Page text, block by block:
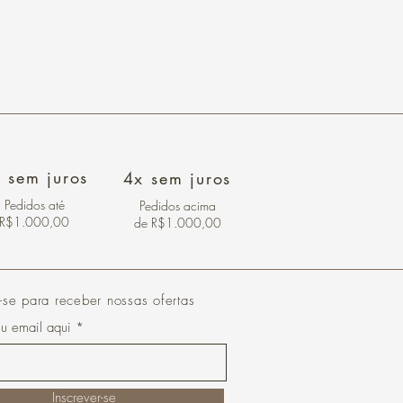
sem juros
Pedidos até
R$1.000,00
4x sem juros
Pedidos acima
de R$1.000,00
para receber nossas ofertas
email aqui
Inscrever-se